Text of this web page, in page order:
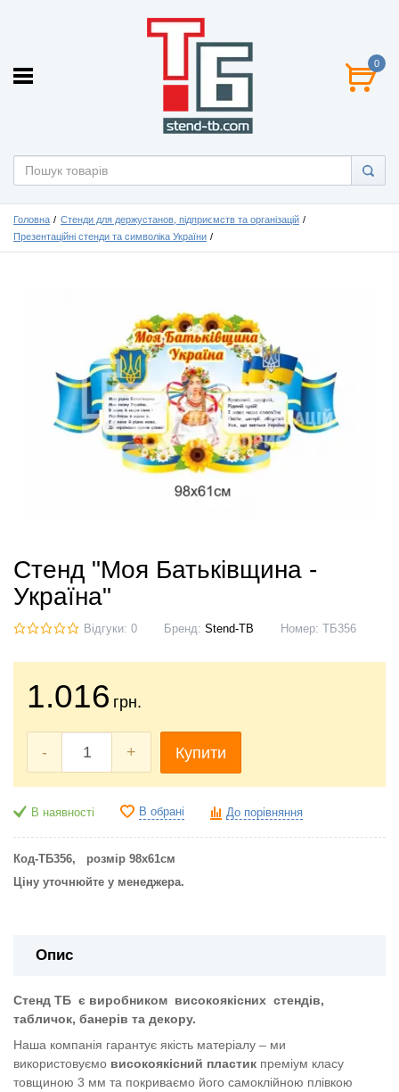
0
Головна
Стенди для держустанов, підприємств та організацій
Презентаційні стенди та символіка України
Стенд "Моя Батьківщина -
Україна"
Відгуки: 0 Бренд: Stend-TB Номер: ТБ356
1.016 грн.
- + Купити
В наявності В обрані До порівняння
Код-ТБ356,
розмір 98х61см
Ціну уточнюйте у менеджера.
Опис
Стенд ТБ є виробником високоякісних стендів,
табличок, банерів та декору.
Наша компанія гарантує якість матеріалу – ми
використовуємо високоякісний пластик преміум класу
товщиною 3 мм та покриваємо його самоклійною плівкою